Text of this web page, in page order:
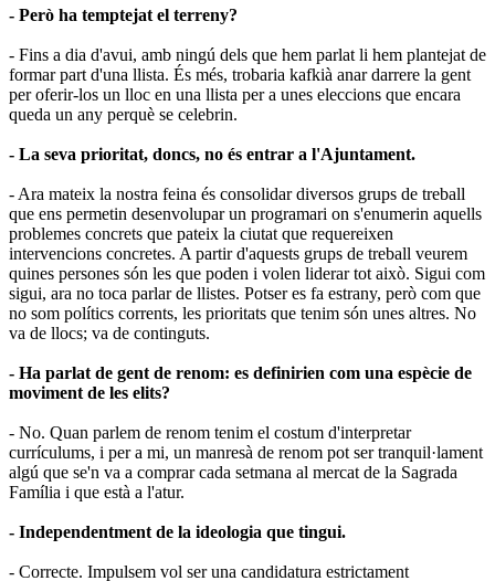
- Però ha temptejat el terreny?
- Fins a dia d'avui, amb ningú dels que hem parlat li hem plantejat de
formar part d'una llista. És més, trobaria kafkià anar darrere la gent
per oferir-los un lloc en una llista per a unes eleccions que encara
queda un any perquè se celebrin.
- La seva prioritat, doncs, no és entrar a l'Ajuntament.
- Ara mateix la nostra feina és consolidar diversos grups de treball
que ens permetin desenvolupar un programari on s'enumerin aquells
problemes concrets que pateix la ciutat que requereixen
intervencions concretes. A partir d'aquests grups de treball veurem
quines persones són les que poden i volen liderar tot això. Sigui com
sigui, ara no toca parlar de llistes. Potser es fa estrany, però com que
no som polítics corrents, les prioritats que tenim són unes altres. No
va de llocs; va de continguts.
- Ha parlat de gent de renom: es definirien com una espècie de
moviment de les elits?
- No. Quan parlem de renom tenim el costum d'interpretar
currículums, i per a mi, un manresà de renom pot ser tranquil·lament
algú que se'n va a comprar cada setmana al mercat de la Sagrada
Família i que està a l'atur.
- Independentment de la ideologia que tingui.
- Correcte. Impulsem vol ser una candidatura estrictament